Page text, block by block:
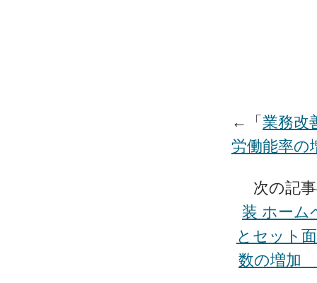
←「 業務改
労働能率の
次の記
装 ホーム
とセット
数の増加